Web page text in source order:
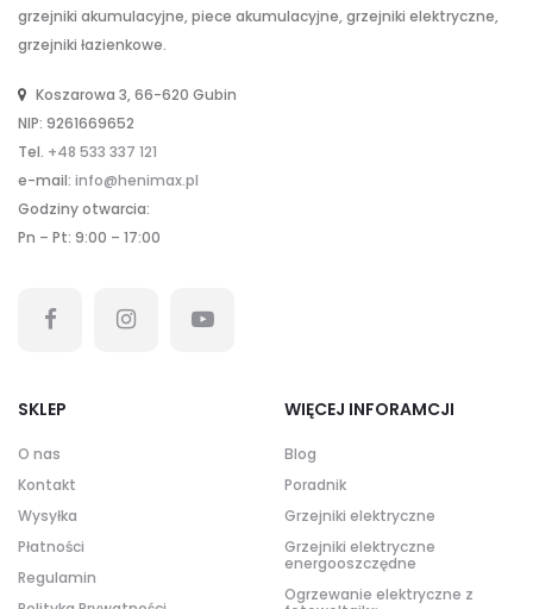
grzejniki akumulacyjne, piece akumulacyjne, grzejniki elektryczne,
grzejniki łazienkowe.
Koszarowa 3, 66-620 Gubin
NIP: 9261669652
Tel. +48 533 337 121
e-mail: info@henimax.pl
Godziny otwarcia:
Pn – Pt: 9:00 – 17:00
SKLEP
O nas
Kontakt
Wysyłka
Płatności
Regulamin
WIĘCEJ INFORAMCJI
Blog
Poradnik
Grzejniki elektryczne
Grzejniki elektryczne
energooszczędne
Ogrzewanie elektryczne z